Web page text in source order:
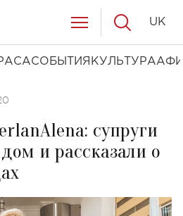
СОБЫТИЯ КУЛЬТУРА
UK
супруги
и рассказали о